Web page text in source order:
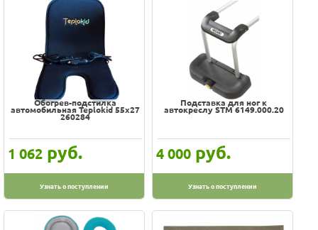
Обогрев-подстилка
автомобильная Teplokid 55х27
260284
1 062 руб.
Узнать о поступлении
Подставка для ног к
автокреслу STM 6149.000.20
4 000 руб.
Узнать о поступлении